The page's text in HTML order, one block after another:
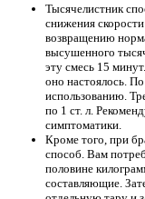
Тысячелистник
снижения
возвращению
высушенного
эту смесь 15
оно настоялось.
использованию.
по 1 ст. л.
симптоматики.
Кроме того, при
способ. Вам
половине
составляющие.